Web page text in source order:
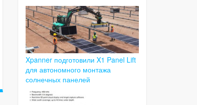
Xpanner подготовили X1 Panel Lift
для автономного монтажа
солнечных панелей